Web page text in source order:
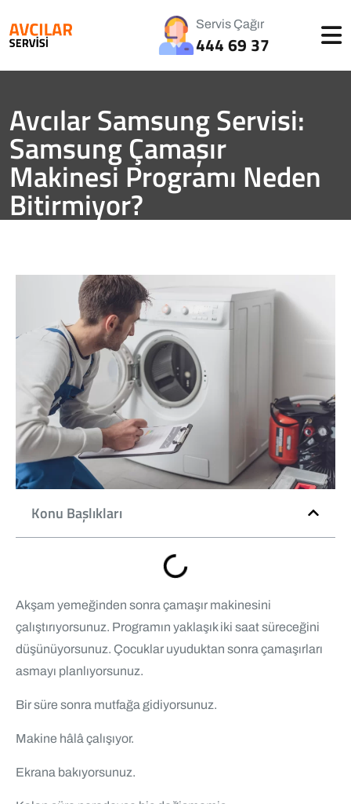
Servis Çağır
444 69 37
Avcılar Samsung Servisi:
Samsung Çamaşır
Makinesi Programı Neden
Bitirmiyor?
Samsung Servisi: Samsung Çamaşır Makinesi Programı
Neden Bitirmiyor?
Konu Başlıkları
Akşam yemeğinden sonra çamaşır makinesini
çalıştırıyorsunuz. Programın yaklaşık iki saat süreceğini
düşünüyorsunuz. Çocuklar uyuduktan sonra çamaşırları
asmayı planlıyorsunuz.
Bir süre sonra mutfağa gidiyorsunuz.
Makine hâlâ çalışıyor.
Ekrana bakıyorsunuz.